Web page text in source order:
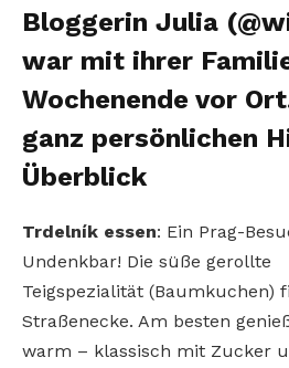
Bloggerin Julia
war mit ihrer
Wochenende vor
ganz persönlichen
Überblick
Trdelník essen: Ein Prag-
Undenkbar! Die süße gerollte
Teigspezialität (Baumkuchen)
Straßenecke. Am besten
warm – klassisch mit Zucker